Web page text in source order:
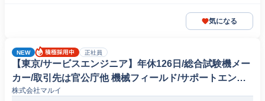
気になる
NEW 正社員
【東京/サービスエンジニア】年休126日/総合試験機メー
カー/取引先は官公庁他 機械フィールド/サポートエンジ
ニア
株式会社マルイ